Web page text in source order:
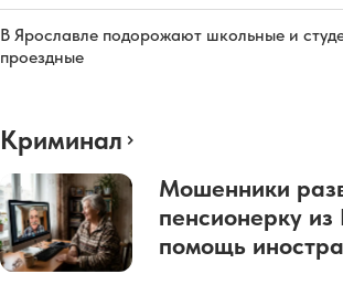
В Ярославле подорожают школьные и
проездные
Криминал
Мошенники
пенсионерку
помощь